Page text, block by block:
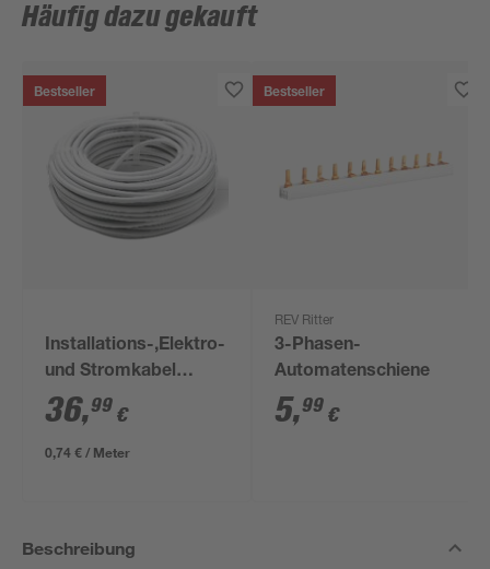
Häufig dazu gekauft
Bestseller
Installations-,Elektro-
und Stromkabel
NYM-J 3x1,5mm² 50
m
36,99 €
0,74 € / Meter
Bestseller
REV Ritter
3-Phasen-
Automatenschiene
5,99 €
Beschreibung